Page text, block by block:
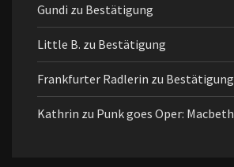
Gundi zu Bestätigung
Little B. zu Bestätigung
Frankfurter Radlerin zu Bestätigung
Kathrin zu Punk goes Oper: Macbeth